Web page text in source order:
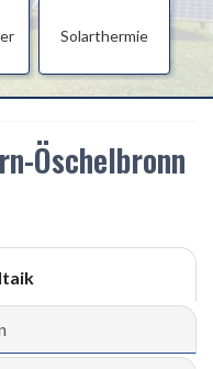
Solarthermie
Öschelbronn